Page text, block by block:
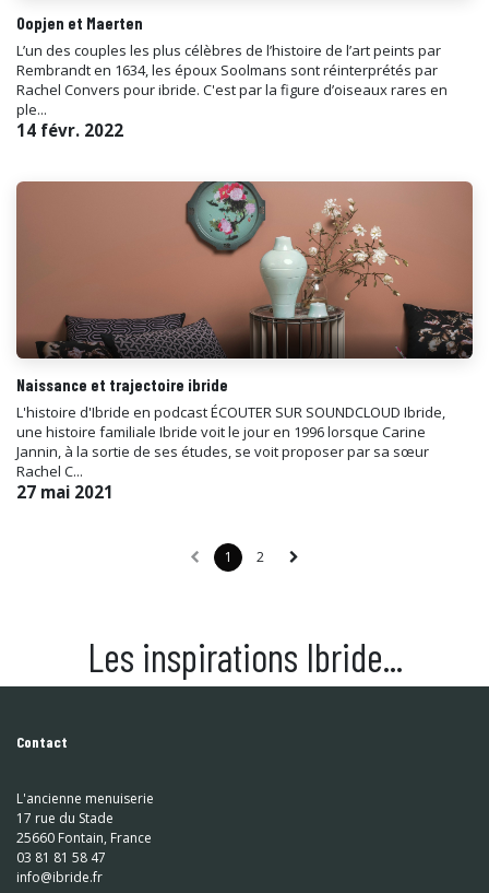
Oopjen et Maerten
L’un des couples les plus célèbres de l’histoire de l’art peints par
Rembrandt en 1634, les époux Soolmans sont réinterprétés par
Rachel Convers pour ibride. C'est par la figure d’oiseaux rares en
ple...
14 févr. 2022
Naissance et trajectoire ibride
L'histoire d'Ibride en podcast ÉCOUTER SUR SOUNDCLOUD Ibride,
une histoire familiale Ibride voit le jour en 1996 lorsque Carine
Jannin, à la sortie de ses études, se voit proposer par sa sœur
Rachel C...
27 mai 2021
1 2
Les inspirations Ibride...
Contact
L'ancienne menuiserie
17 rue du Stade
25660 Fontain, France
03 81 81 58 47
info@ibride.fr